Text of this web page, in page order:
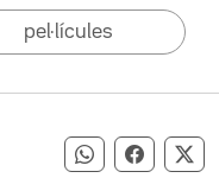
pel·lícules
Compartir